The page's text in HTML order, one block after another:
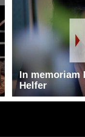
In memoriam
Helfer